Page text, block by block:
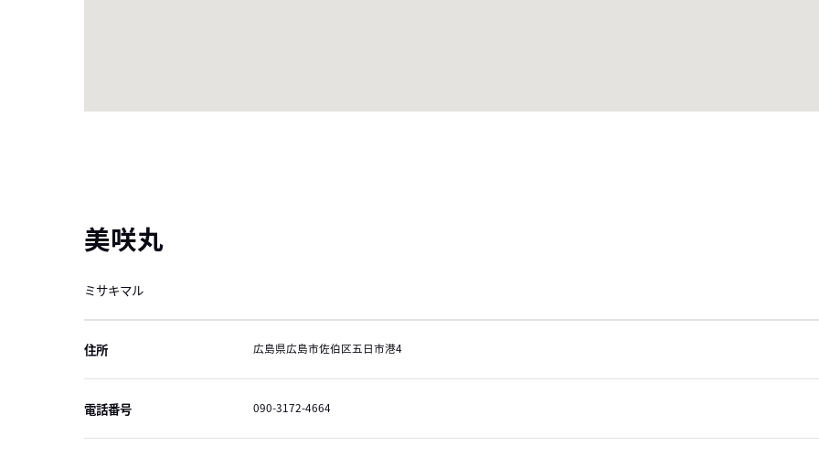
美咲丸
ミサキマル
住所 広島県広島市佐伯区五日市港4
電話番号 090-3172-4664